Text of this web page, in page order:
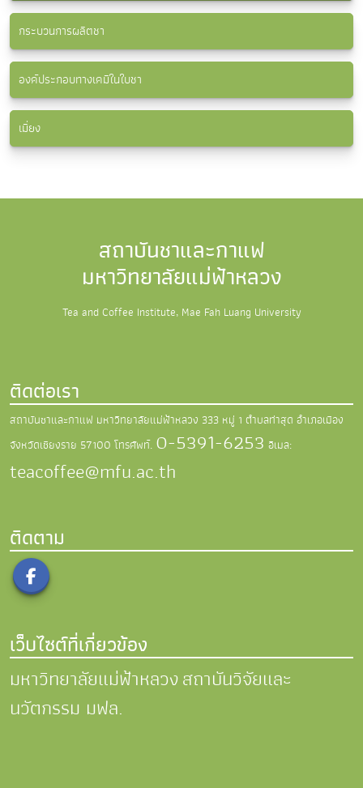
กระบวนการผลิตชา
องค์ประกอบทางเคมีในใบชา
เมี่ยง
สถาบันชาและกาแฟ
มหาวิทยาลัยแม่ฟ้าหลวง
Tea and Coffee Institute, Mae Fah Luang University
ติดต่อเรา
สถาบันชาและกาแฟ มหาวิทยาลัยแม่ฟ้าหลวง 333 หมู่ 1 ตำบลท่าสุด อำเภอเมือง
จังหวัดเชียงราย 57100 โทรศัพท์. 0-5391-6253 อีเมล:
teacoffee@mfu.ac.th
ติดตาม
เว็บไซต์ที่เกี่ยวข้อง
มหาวิทยาลัยแม่ฟ้าหลวงสถาบันวิจัยและ
นวัตกรรม มฟล.